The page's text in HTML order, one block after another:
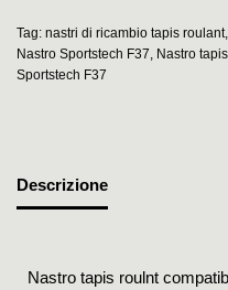
Tag: nastri di ricambio tapis roulant,
Nastro Sportstech F37, Nastro
Sportstech F37
Descrizione
Nastro tapis roulnt